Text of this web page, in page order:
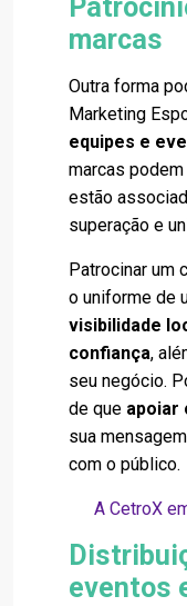
marcas
Outra forma
Marketing
equipes e
marcas
estão
superação e
Patrocinar um
o uniforme de
visibilidade
confiança,
seu negócio.
de que apoiar
sua
com o público.
A CetroX
eventos